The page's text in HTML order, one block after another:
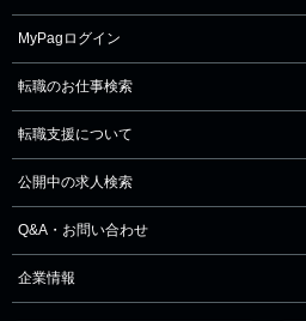
MyPagログイン
転職のお仕事検索
転職支援について
公開中の求人検索
Q&A・お問い合わせ
企業情報